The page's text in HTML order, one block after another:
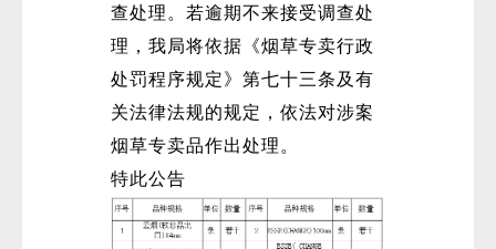
查处理。若逾期不来接受调查处
理，我局将依据《烟草专卖行政
处罚程序规定》第七十三条及有
关法律法规的规定，依法对涉案
烟草专卖品作出处理。
特此公告